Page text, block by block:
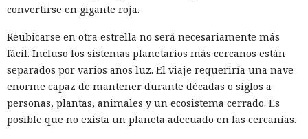
enrutamiento solo muestran que las conexiones de red
infraestructura Salt Typhoon mientras especialistas
estadounidenses intentaban neutralizarla.
En un análisis más amplio, el comité contó casi 109 000
casos entre 2018 y mayo de 2025 en los que redes de China o
de Hong Kong pudieron declarar sin autorización
convertirse en gigante roja.
Reubicarse en otra estrella no será necesariamente más
fácil. Incluso los sistemas planetarios más cercanos están
separados por varios años luz. El viaje requeriría una nave
enorme capaz de mantener durante décadas o siglos a
personas, plantas, animales y un ecosistema cerrado. Es
posible que no exista un planeta adecuado en las cercanías.